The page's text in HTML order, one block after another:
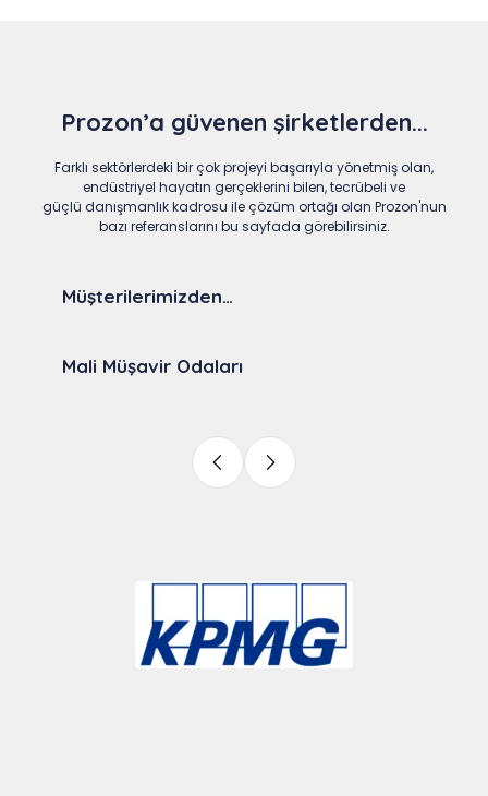
Prozon’a güvenen şirketlerden...
Farklı sektörlerdeki bir çok projeyi başarıyla yönetmiş olan,
endüstriyel hayatın gerçeklerini bilen, tecrübeli ve
güçlü danışmanlık kadrosu ile çözüm ortağı olan Prozon'nun
bazı referanslarını bu sayfada görebilirsiniz.
Müşterilerimizden…
Mali Müşavir Odaları